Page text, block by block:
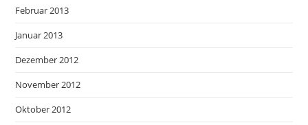
Februar 2013
Januar 2013
Dezember 2012
November 2012
Oktober 2012